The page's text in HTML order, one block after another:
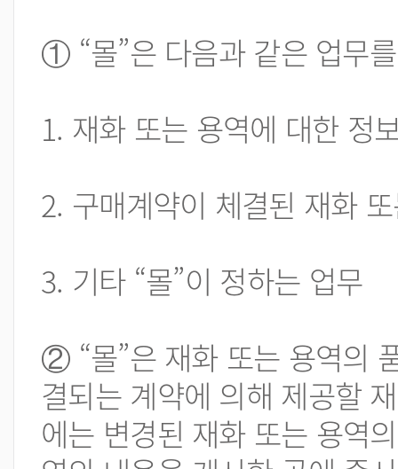
① “몰”은 다음과 같은 업무
1. 재화 또는 용역에 대한 정
2. 구매계약이 체결된 재화
3. 기타 “몰”이 정하는 업무
② “몰”은 재화 또는 용역의
결되는 계약에 의해 제공할
에는 변경된 재화 또는 용역